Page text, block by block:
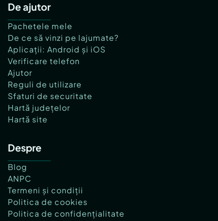
De ajutor
Pachetele mele
De ce să vinzi pe lajumate?
Aplicații: Android și iOS
Verificare telefon
Ajutor
Reguli de utilizare
Sfaturi de securitate
Hartă județelor
Hartă site
Despre
Blog
ANPC
Termeni și condiții
Politica de cookies
Politica de confidențialitate